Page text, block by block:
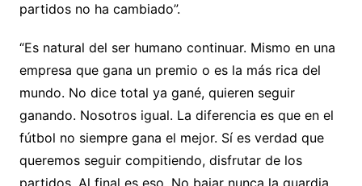
partidos no ha cambiado”.
“Es natural del ser humano continuar. Mismo en una
empresa que gana un premio o es la más rica del
mundo. No dice total ya gané, quieren seguir
ganando. Nosotros igual. La diferencia es que en el
fútbol no siempre gana el mejor. Sí es verdad que
queremos seguir compitiendo, disfrutar de los